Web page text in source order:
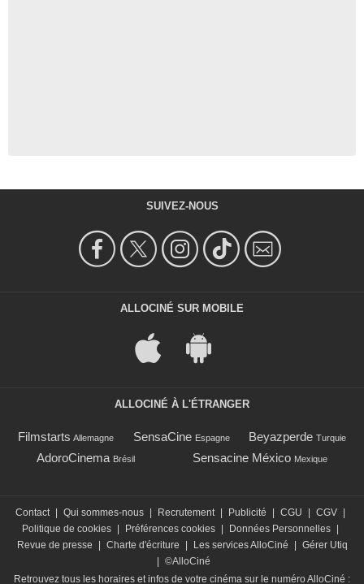
SUIVEZ-NOUS
ALLOCINÉ SUR MOBILE
ALLOCINÉ À L'ÉTRANGER
Filmstarts Allemagne SensaCine Espagne Beyazperde Turquie
AdoroCinema Brésil Sensacine México Mexique
Contact Qui sommes-nous Recrutement Publicité CGU CGV
Politique de cookies
Préférences cookies Données Personnelles
Revue de presse
Charte d'écriture Les services AlloCiné
Gérer Utiq
©AlloCiné
Retrouvez tous les horaires et infos de votre cinéma sur le numéro AlloCiné :